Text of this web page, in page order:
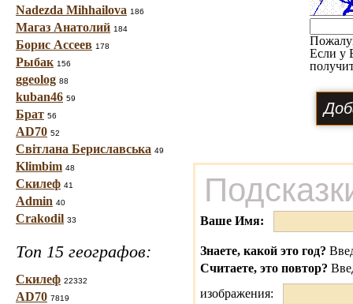
Nadezda Mihhailova 186
Магаз Анатолий 184
Борис Ассеев 178
Рыбак 156
ggeolog 88
kuban46 59
Брат 56
AD70 52
Світлана Бериславська 49
Klimbim 48
Скилеф 41
Admin 40
Crakodil 33
Топ 15 географов:
Скилеф 22332
AD70 7819
Если у
Ваше Имя:
Знаете, какой это год?
Считаете, это повтор?
изображения: